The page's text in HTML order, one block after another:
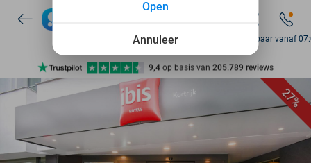
7 dagen per week beschikbaar
10+ miljoen leden
9,4 op basis van 205.789 reviews
Ontdek 15.000+ deals
7 dagen per week beschikbaar
10+ miljoen leden
Bereikbaar vanaf
27%
Annuleer
Open